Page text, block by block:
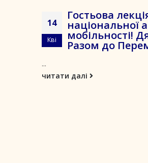
14
Кві
Гостьова
національної
мобільності!
Разом до
...
читати далі